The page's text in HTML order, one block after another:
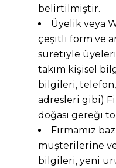
belirtilmiştir.
Üyelik veya
çeşitli form ve
suretiyle
takım kişisel
bilgileri, telefon,
adresleri gibi)
doğası gereği
Firmamız
müşterilerine
bilgileri, yeni